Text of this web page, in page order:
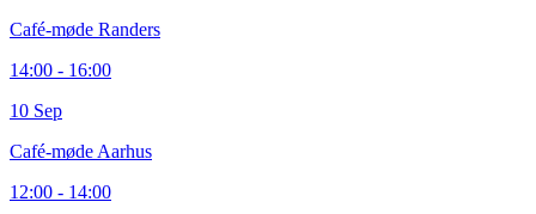
Café-møde Randers
14:00 - 16:00
10 Sep
Café-møde Aarhus
12:00 - 14:00